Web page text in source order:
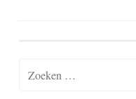
Zoeken